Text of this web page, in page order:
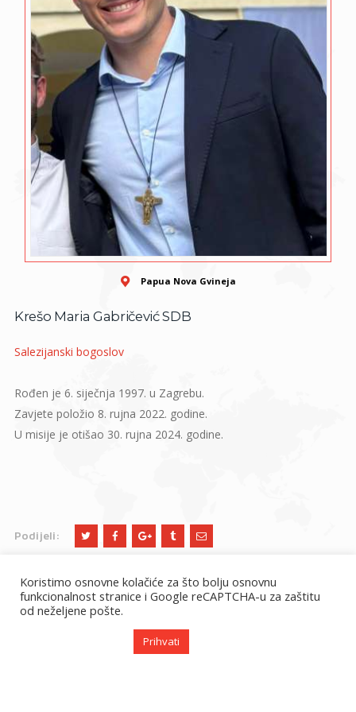
Papua Nova Gvineja
Krešo Maria Gabričević SDB
Salezijanski bogoslov
Rođen je 6. siječnja 1997. u Zagrebu.
Zavjete položio 8. rujna 2022. godine.
U misije je otišao 30. rujna 2024. godine.
Podijeli:
Koristimo osnovne kolačiće za što bolju osnovnu
funkcionalnost stranice i Google reCAPTCHA-u za zaštitu
od neželjene pošte.
Prihvati